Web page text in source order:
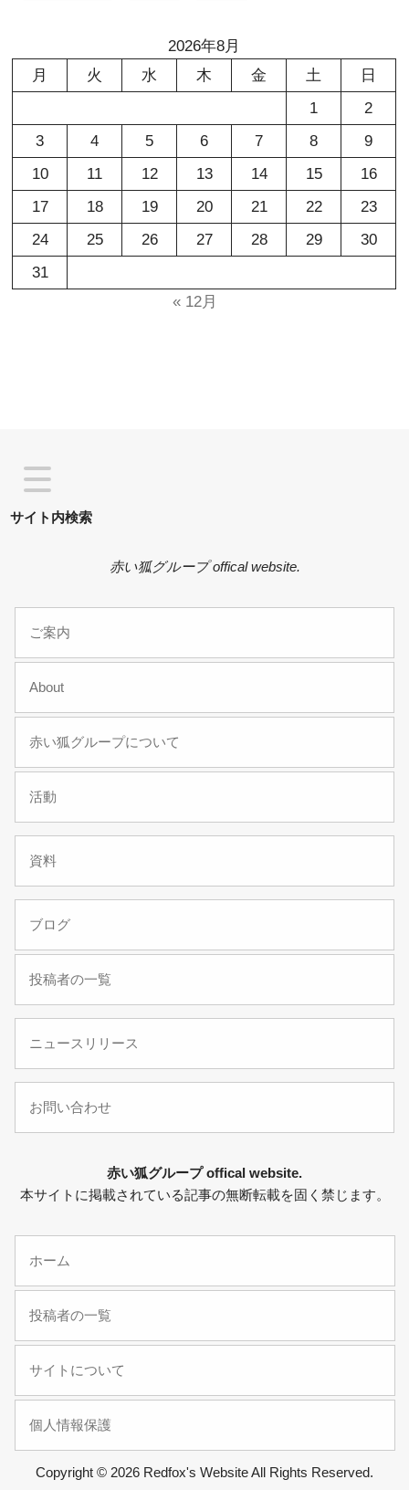
2026年8月
月
火 水 木 金 土
日
1
2
3
4 5 6 7 8
9
10
11 12 13 14 15
16
17
18 19 20 21 22
23
24
25 26 27 28 29
30
31
« 12月
サイト内検索
赤い狐グループ offical website.
ご案内
About
赤い狐グループについて
活動
資料
ブログ
投稿者の一覧
ニュースリリース
お問い合わせ
赤い狐グループ offical website.
本サイトに掲載されている記事の無断転載を固く禁じます。
ホーム
投稿者の一覧
サイトについて
個人情報保護
Copyright © 2026 Redfox's Website All Rights Reserved.